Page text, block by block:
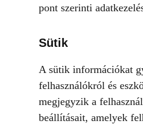
pont szerinti
Sütik
A sütik információkat
felhasználókról és
megjegyzik a
beállításait, amelyek